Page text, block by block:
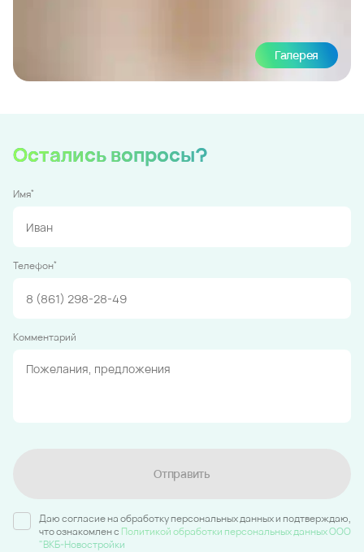
Галерея
Остались вопросы?
Имя*
Телефон*
Комментарий
Отправить
Даю согласие на обработку персональных данных и подтверждаю,
что ознакомлен c Политикой обработки персональных данных ООО
"ВКБ-Новостройки